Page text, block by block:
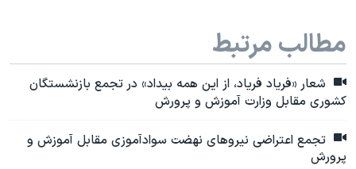
مطالب مرتبط
شعار «فریاد فریاد، از این همه بیداد» در تجمع بازنشستگان
کشوری مقابل وزارت آموزش و پرورش
تجمع اعتراضی نیروهای نهضت سوادآموزی مقابل آموزش و
پرورش